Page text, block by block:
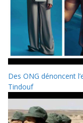
Des ONG dénoncent
Tindouf